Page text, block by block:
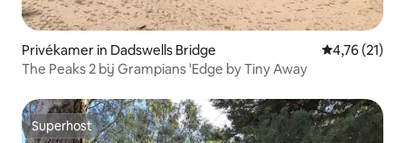
Privékamer in Dadswells Bridge Gemiddelde
4,76 (21)
The Peaks 2 bij Grampians 'Edge by Tiny Away
Superhost
Superhost